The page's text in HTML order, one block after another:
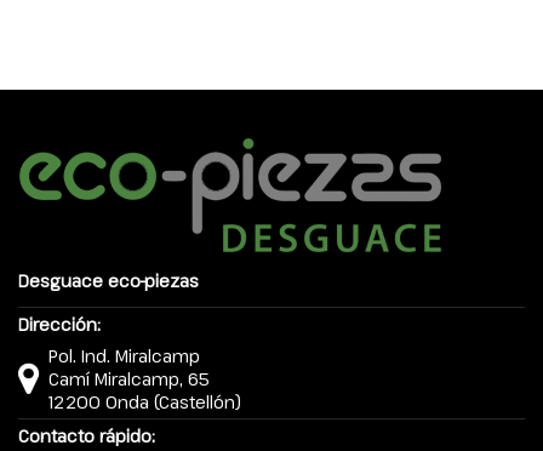
Desguace eco-piezas
Dirección:
Pol. Ind. Miralcamp
Camí Miralcamp, 65
12200 Onda (Castellón)
Contacto rápido: